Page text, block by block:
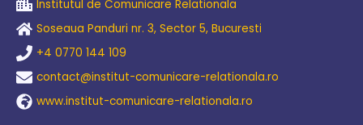
Institutul de Comunicare Relationala
Soseaua Panduri nr. 3, Sector 5, Bucuresti
+4 0770 144 109
contact@institut-comunicare-relationala.ro
www.institut-comunicare-relationala.ro